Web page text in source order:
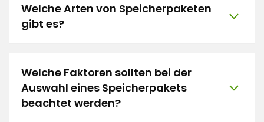
Welche Arten von Speicherpaketen
gibt es?
Welche Faktoren sollten bei der
Auswahl eines Speicherpakets
beachtet werden?